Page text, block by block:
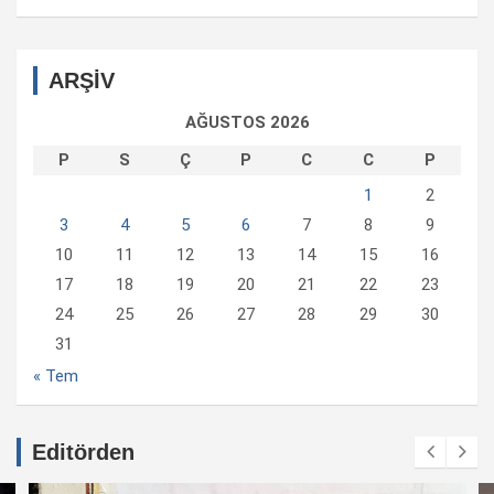
ARŞİV
AĞUSTOS 2026
P
S Ç P C C
P
1
2
3
4 5 6 7 8
9
10
11 12 13 14 15
16
17
18 19 20 21 22
23
24
25 26 27 28 29
30
31
« Tem
Editörden